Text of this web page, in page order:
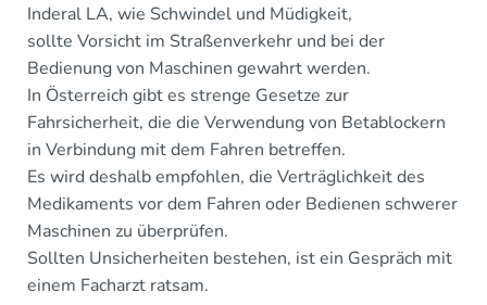
Inderal LA, wie Schwindel und Müdigkeit,
sollte Vorsicht im Straßenverkehr und bei der
Bedienung von Maschinen gewahrt werden.
In Österreich gibt es strenge Gesetze zur
Fahrsicherheit, die die Verwendung von Betablockern
in Verbindung mit dem Fahren betreffen.
Es wird deshalb empfohlen, die Verträglichkeit des
Medikaments vor dem Fahren oder Bedienen schwerer
Maschinen zu überprüfen.
Sollten Unsicherheiten bestehen, ist ein Gespräch mit
einem Facharzt ratsam.